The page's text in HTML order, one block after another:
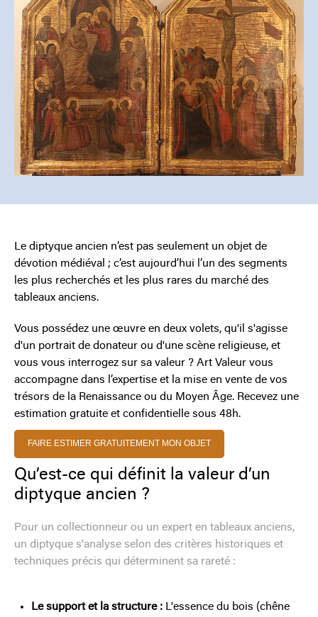
Le diptyque ancien n’est pas seulement un objet de
dévotion médiéval ; c’est aujourd’hui l’un des segments
les plus recherchés et les plus rares du marché des
tableaux anciens.
Vous possédez une œuvre en deux volets, qu'il s'agisse
d'un portrait de donateur ou d'une scène religieuse, et
vous vous interrogez sur sa valeur ? Art Valeur vous
accompagne dans l’expertise et la mise en vente de vos
trésors de la Renaissance ou du Moyen Âge. Recevez une
estimation gratuite et confidentielle sous 48h.
FAIRE ESTIMER GRATUITEMENT MON OBJET
Qu’est-ce qui définit la valeur d’un
diptyque ancien ?
Pour un collectionneur ou un expert en tableaux anciens,
un diptyque s'analyse selon des critères historiques et
techniques précis qui déterminent sa rareté :
Le support et la structure : L'essence du bois (chêne